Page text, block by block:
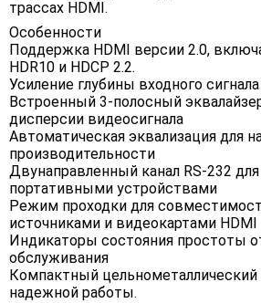
трассах HDMI.
Особенности
Поддержка HDMI версии 2.0,
HDR10 и HDCP 2.2.
Усиление глубины входного
Встроенный 3-полосный
дисперсии видеосигнала
Автоматическая эквализация для
производительности
Двунаправленный канал RS-232
портативными устройствами
Режим проходки для
источниками и видеокартами HDMI
Индикаторы состояния простоты
обслуживания
Компактный цельнометаллический
надежной работы.